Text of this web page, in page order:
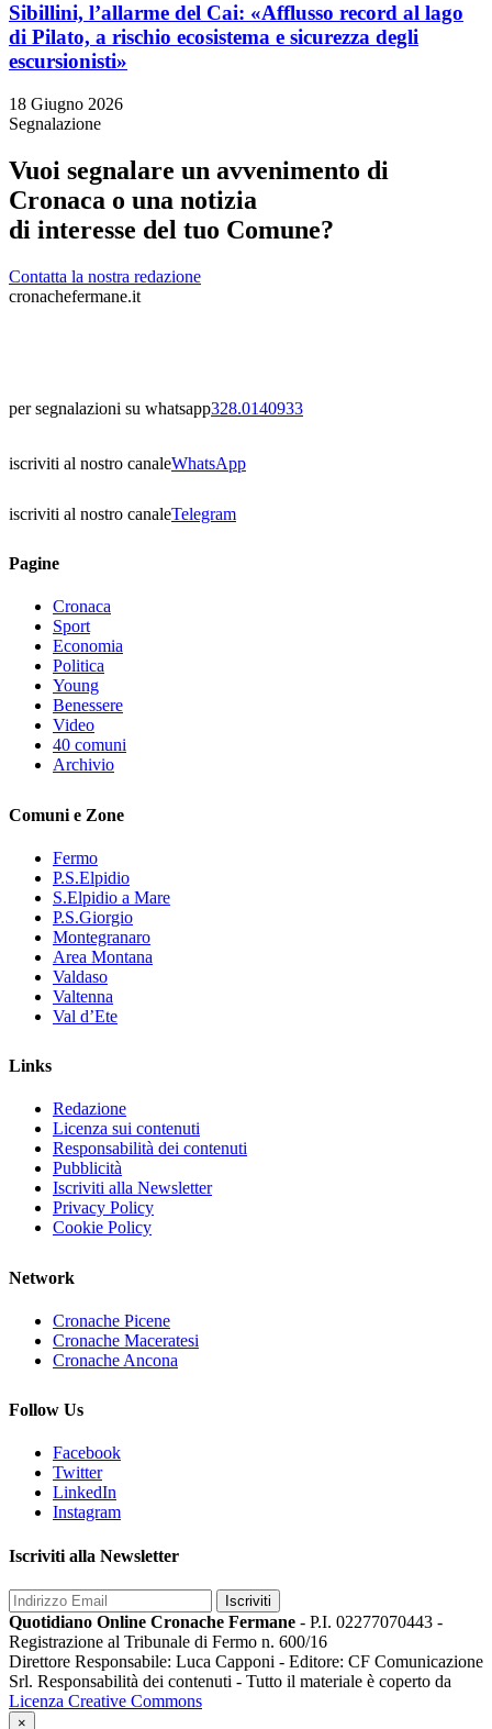
Sibillini, l’allarme del Cai: «Afflusso record al lago
di Pilato, a rischio ecosistema e sicurezza degli
escursionisti»
18 Giugno 2026
Segnalazione
Vuoi segnalare un avvenimento di
Cronaca o una notizia
di interesse del tuo Comune?
Contatta la nostra redazione
cronachefermane.it
per segnalazioni su whatsapp328.0140933
iscriviti al nostro canaleWhatsApp
iscriviti al nostro canaleTelegram
Pagine
Cronaca
Sport
Economia
Politica
Young
Benessere
Video
40 comuni
Archivio
Comuni e Zone
Fermo
P.S.Elpidio
S.Elpidio a Mare
P.S.Giorgio
Montegranaro
Area Montana
Valdaso
Valtenna
Val d’Ete
Links
Redazione
Licenza sui contenuti
Responsabilità dei contenuti
Pubblicità
Iscriviti alla Newsletter
Privacy Policy
Cookie Policy
Network
Cronache Picene
Cronache Maceratesi
Cronache Ancona
Follow Us
Facebook
Twitter
LinkedIn
Instagram
Iscriviti alla Newsletter
Iscriviti
Quotidiano Online Cronache Fermane - P.I. 02277070443 -
Registrazione al Tribunale di Fermo n. 600/16
Direttore Responsabile: Luca Capponi - Editore: CF Comunicazione
Srl. Responsabilità dei contenuti - Tutto il materiale è coperto da
Licenza Creative Commons
×